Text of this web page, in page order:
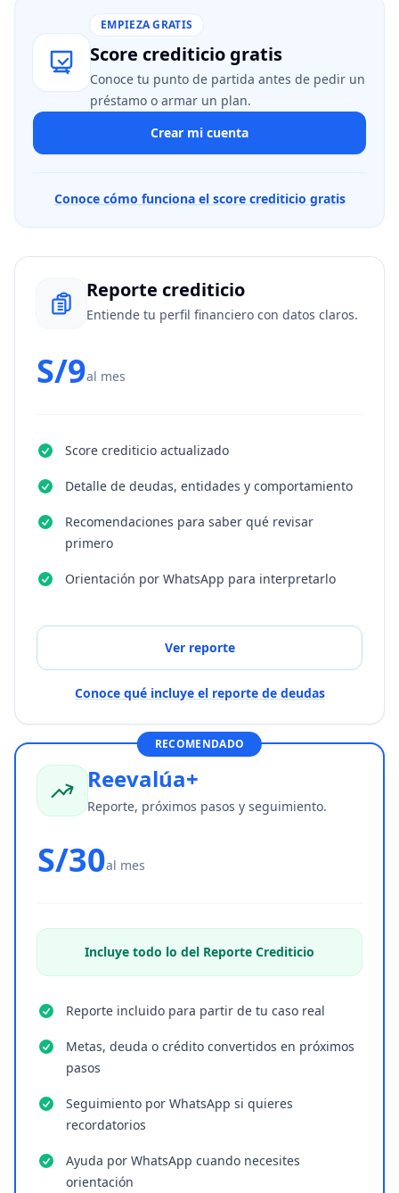
EMPIEZA GRATIS
Score crediticio gratis
Conoce tu punto de partida antes de pedir un
préstamo o armar un plan.
Crear mi cuenta
Conoce cómo funciona el score crediticio gratis
Reporte crediticio
Entiende tu perfil financiero con datos claros.
S/9al mes
Score crediticio actualizado
Detalle de deudas, entidades y comportamiento
Recomendaciones para saber qué revisar
primero
Orientación por WhatsApp para interpretarlo
Ver reporte
Conoce qué incluye el reporte de deudas
RECOMENDADO
Reevalúa+
Reporte, próximos pasos y seguimiento.
S/30al mes
Incluye todo lo del Reporte Crediticio
Reporte incluido para partir de tu caso real
Metas, deuda o crédito convertidos en próximos
pasos
Seguimiento por WhatsApp si quieres
recordatorios
Ayuda por WhatsApp cuando necesites
orientación